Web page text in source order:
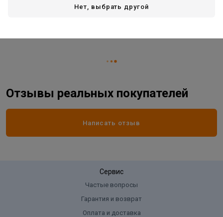
Отзывы реальных покупателей
Написать отзыв
Сервис
Частые вопросы
Гарантия и возврат
Оплата и доставка
Нет, выбрать другой